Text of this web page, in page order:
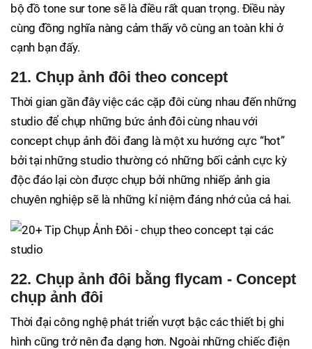
bộ đồ tone sur tone sẽ là điều rất quan trọng. Điều này
cùng đồng nghĩa nàng cảm thấy vô cùng an toàn khi ở
cạnh bạn đấy.
21. Chụp ảnh đôi theo concept
Thời gian gần đây việc các cặp đôi cùng nhau đến những
studio để chụp những bức ảnh đôi cùng nhau với
concept chụp ảnh đôi đang là một xu hướng cực “hot”
bởi tại những studio thường có những bối cảnh cực kỳ
độc đáo lại còn được chụp bởi những nhiếp ảnh gia
chuyên nghiệp sẽ là những kỉ niệm đáng nhớ của cả hai.
22. Chụp ảnh đôi bằng flycam - Concept
chụp ảnh đôi
Thời đại công nghệ phát triển vượt bậc các thiết bị ghi
hình cũng trở nên đa dạng hơn. Ngoài những chiếc điện